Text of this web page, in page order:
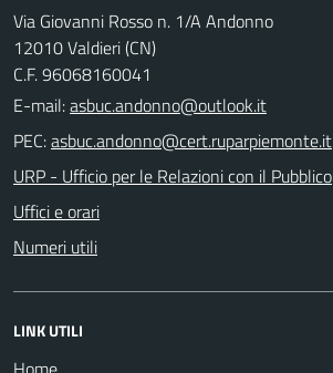
Via Giovanni Rosso n. 1/A Andonno
12010 Valdieri (CN)
C.F. 96068160041
E-mail:
PEC:
URP - Ufficio per le Relazioni con il Pubblico
Uffici e orari
Numeri utili
LINK UTILI